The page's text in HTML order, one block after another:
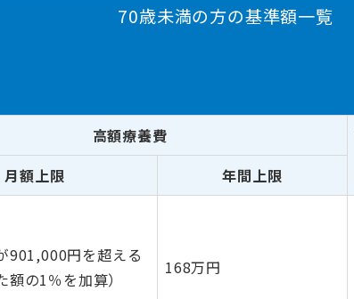
70歳未満の方の基準額一覧
高額療養費
月額上限 年間上限
901,000円を超える
の1％を加算）
168万円